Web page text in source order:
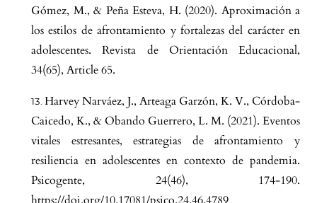
Gómez, M., & Peña Esteva, H. (2020). Aproximación a
los estilos de afrontamiento y fortalezas del carácter en
adolescentes. Revista de Orientación Educacional,
34(65), Article 65.
Harvey Narváez, J., Arteaga Garzón, K. V., Córdoba-
Caicedo, K., & Obando Guerrero, L. M. (2021). Eventos
vitales estresantes, estrategias de afrontamiento y
resiliencia en adolescentes en contexto de pandemia.
Psicogente, 24(46), 174-190.